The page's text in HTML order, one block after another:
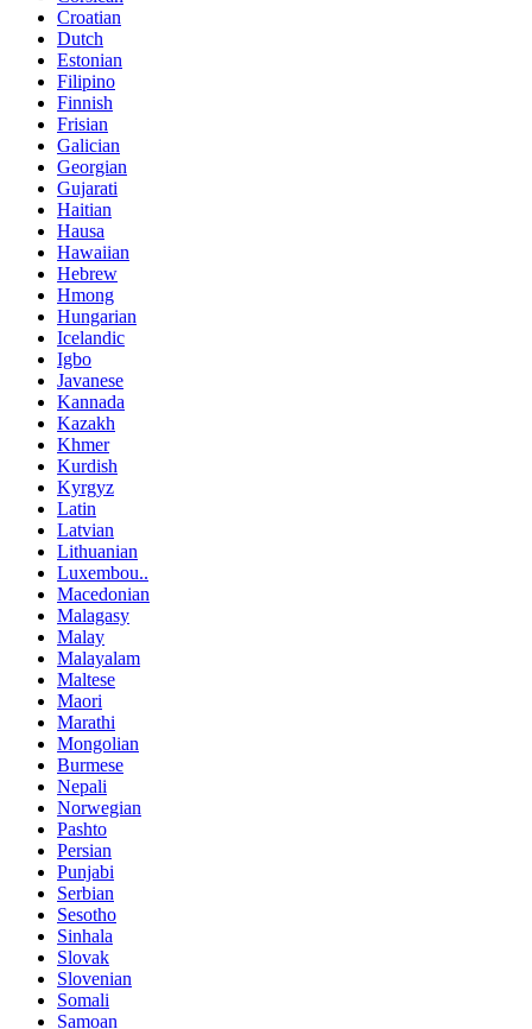
Croatian
Dutch
Estonian
Filipino
Finnish
Frisian
Galician
Georgian
Gujarati
Haitian
Hausa
Hawaiian
Hebrew
Hmong
Hungarian
Icelandic
Igbo
Javanese
Kannada
Kazakh
Khmer
Kurdish
Kyrgyz
Latin
Latvian
Lithuanian
Luxembou..
Macedonian
Malagasy
Malay
Malayalam
Maltese
Maori
Marathi
Mongolian
Burmese
Nepali
Norwegian
Pashto
Persian
Punjabi
Serbian
Sesotho
Sinhala
Slovak
Slovenian
Somali
Samoan